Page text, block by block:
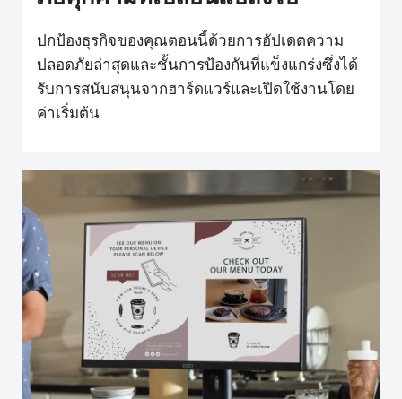
ปกป้องธุรกิจของคุณตอนนี้ด้วยการอัปเดตความ
ปลอดภัยล่าสุดและชั้นการป้องกันที่แข็งแกร่งซึ่งได้
รับการสนับสนุนจากฮาร์ดแวร์และเปิดใช้งานโดย
ค่าเริ่มต้น